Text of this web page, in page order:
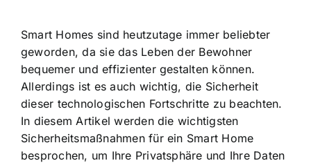
Smart Homes sind heutzutage immer beliebter
geworden, da sie das Leben der Bewohner
bequemer und effizienter gestalten können.
Allerdings ist es auch wichtig, die Sicherheit
dieser technologischen Fortschritte zu beachten.
In diesem Artikel werden die wichtigsten
Sicherheitsmaßnahmen für ein Smart Home
besprochen, um Ihre Privatsphäre und Ihre Daten